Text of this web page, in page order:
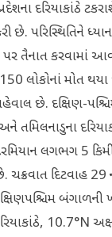
દરિયાકાંઠે
પરિસ્થિતિને
તૈનાત કરવામાં
150 લોકોનાં મોત
છે. દક્ષિણ-
તમિલનાડુના
લગભગ 5
દિટવાહ
બંગાળની
10.7°N